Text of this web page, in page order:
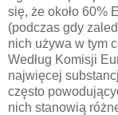
się, że około 60%
(podczas gdy
nich używa w tym
Według Komisji
najwięcej
często
nich stanowią